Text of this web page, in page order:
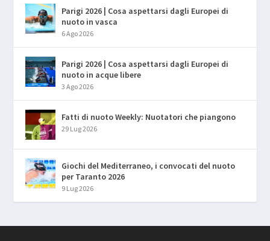
Parigi 2026 | Cosa aspettarsi dagli Europei di
nuoto in vasca
6 Ago 2026
Parigi 2026 | Cosa aspettarsi dagli Europei di
nuoto in acque libere
3 Ago 2026
Fatti di nuoto Weekly: Nuotatori che piangono
29 Lug 2026
Giochi del Mediterraneo, i convocati del nuoto
per Taranto 2026
9 Lug 2026